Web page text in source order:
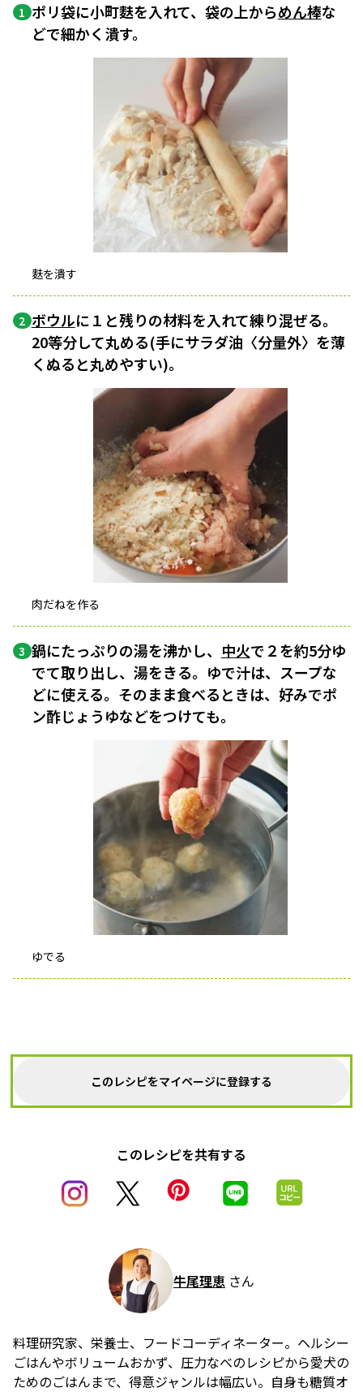
1 ポリ袋に小町麩を入れて、袋の上からめん棒な
どで細かく潰す。
麩を潰す
2 ボウルに１と残りの材料を入れて練り混ぜる。
20等分して丸める(手にサラダ油〈分量外〉を薄
くぬると丸めやすい)。
肉だねを作る
3 鍋にたっぷりの湯を沸かし、 中火で２を約5分ゆ
でて取り出し、湯をきる。ゆで汁は、スープな
どに使える。そのまま食べるときは、好みでポ
ン酢じょうゆなどをつけても。
ゆでる
このレシピをマイページに登録する
このレシピを共有する
牛尾理恵 さん
料理研究家、栄養士、フードコーディネーター。ヘルシー
ごはんやボリュームおかず、圧力なべのレシピから愛犬の
ためのごはんまで、得意ジャンルは幅広い。自身も糖質オ